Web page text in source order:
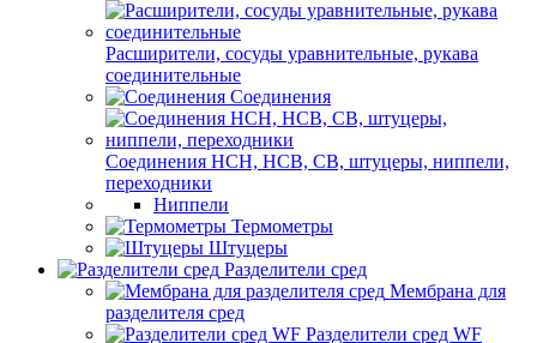
Расширители, сосуды уравнительные, рукава
соединительные
Соединения
Соединения НСН, НСВ, СВ, штуцеры, ниппели,
переходники
Ниппели
Термометры
Штуцеры
Разделители сред
Мембрана для
разделителя сред
Разделители сред WF